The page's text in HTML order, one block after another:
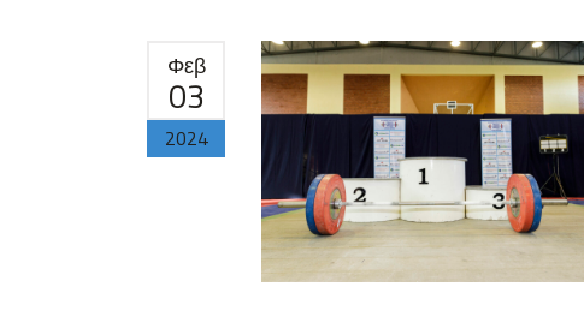
Φεβ
03
2024